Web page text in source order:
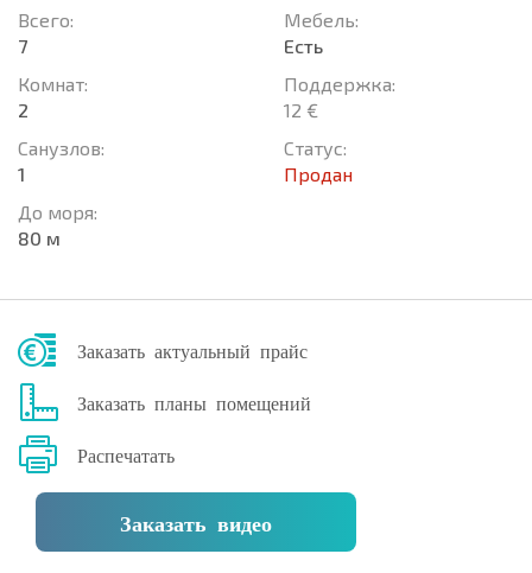
Всего:
7
Комнат:
2
Санузлов:
1
До моря:
80 м
Мебель:
Есть
Поддержка:
12 €
Статус:
Продан
Заказать актуальный прайс
Заказать планы помещений
Распечатать
Заказать видео